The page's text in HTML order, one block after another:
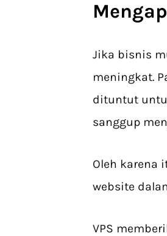
Jika bisnis
meningkat.
dituntut
sanggup
Oleh karena
website
VPS